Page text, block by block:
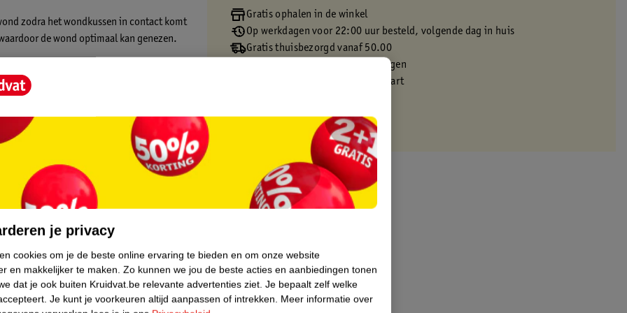
zodra het wondkussen in contact komt
de wond optimaal kan genezen.
huid hierbij niet. Er blijven ook geen
een geschaafde knie. De pleisters
Gratis ophalen in de winkel
Op werkdagen voor 22:00 uur besteld, volgende dag in huis
Gratis thuisbezorgd vanaf 50.00
Gratis retourneren binnen 30 dagen
Gratis punten met je Kruidvat kaart
je privacy
cookies om je de beste online ervaring te bieden en om onze website
en makkelijker te maken. Zo kunnen we jou de beste acties en aanbiedingen tonen
dat je ook buiten Kruidvat.be relevante advertenties ziet. Je bepaalt zelf welke
Je kunt je voorkeuren altijd aanpassen of intrekken. Meer informatie over